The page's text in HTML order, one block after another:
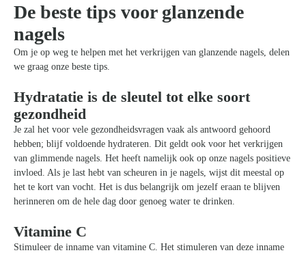
De beste tips voor glanzende
nagels
Om je op weg te helpen met het verkrijgen van glanzende nagels, delen
we graag onze beste tips.
Hydratatie is de sleutel tot elke soort
gezondheid
Je zal het voor vele gezondheidsvragen vaak als antwoord gehoord
hebben; blijf voldoende hydrateren. Dit geldt ook voor het verkrijgen
van glimmende nagels. Het heeft namelijk ook op onze nagels positieve
invloed. Als je last hebt van scheuren in je nagels, wijst dit meestal op
het te kort van vocht. Het is dus belangrijk om jezelf eraan te blijven
herinneren om de hele dag door genoeg water te drinken.
Vitamine C
Stimuleer de inname van vitamine C. Het stimuleren van deze inname